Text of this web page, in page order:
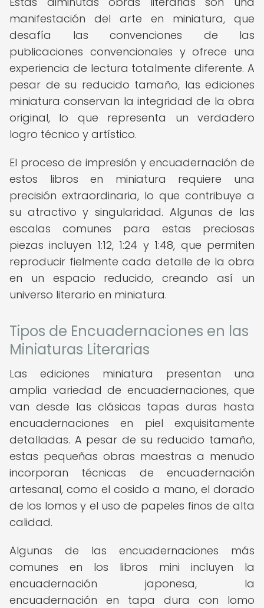
manifestación del arte en miniatura, que
desafía las convenciones de las
publicaciones convencionales y ofrece una
experiencia de lectura totalmente diferente. A
pesar de su reducido tamaño, las ediciones
miniatura conservan la integridad de la obra
original, lo que representa un verdadero
logro técnico y artístico.
El proceso de impresión y encuadernación de
estos libros en miniatura requiere una
precisión extraordinaria, lo que contribuye a
su atractivo y singularidad. Algunas de las
escalas comunes para estas preciosas
piezas incluyen 1:12, 1:24 y 1:48, que permiten
reproducir fielmente cada detalle de la obra
en un espacio reducido, creando así un
universo literario en miniatura.
Tipos de Encuadernaciones en las
Miniaturas Literarias
Las ediciones miniatura presentan una
amplia variedad de encuadernaciones, que
van desde las clásicas tapas duras hasta
encuadernaciones en piel exquisitamente
detalladas. A pesar de su reducido tamaño,
estas pequeñas obras maestras a menudo
incorporan técnicas de encuadernación
artesanal, como el cosido a mano, el dorado
de los lomos y el uso de papeles finos de alta
calidad.
Algunas de las encuadernaciones más
comunes en los libros mini incluyen la
encuadernación japonesa, la
encuadernación en tapa dura con lomo